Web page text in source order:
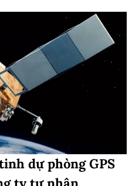
dự phòng GPS